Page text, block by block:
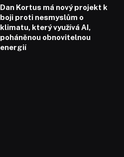
Dan Kortus má nový projekt k
boji proti nesmyslům o
klimatu, který využívá AI,
poháněnou obnovitelnou
energií